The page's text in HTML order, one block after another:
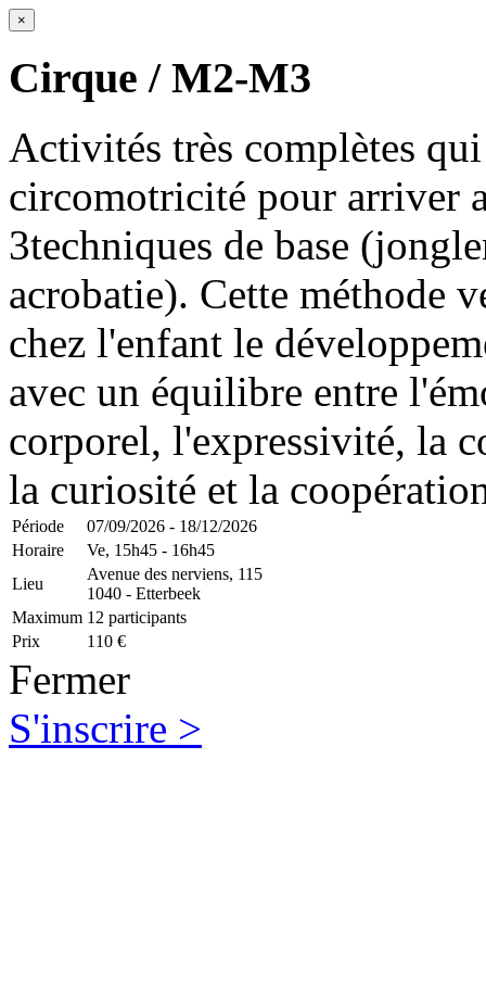
×
Cirque / M2-M3
Activités très complètes
circomotricité pour arriver
3techniques de base
acrobatie). Cette méthode
chez l'enfant le
avec un équilibre entre
corporel, l'expressivité, la
la curiosité et la
Période
07/09/2026 - 18/12/2026
Horaire
Ve, 15h45 - 16h45
Lieu
Avenue des nerviens, 115
1040 - Etterbeek
Maximum 12 participants
Prix
110 €
Fermer
S'inscrire >